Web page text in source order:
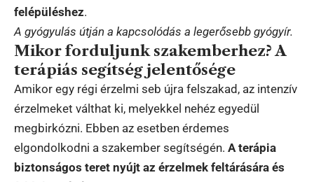
felépüléshez.
A gyógyulás útján a kapcsolódás a legerősebb gyógyír.
Mikor forduljunk szakemberhez? A
terápiás segítség jelentősége
Amikor egy régi érzelmi seb újra felszakad, az intenzív
érzelmeket válthat ki, melyekkel nehéz egyedül
megbirkózni. Ebben az esetben érdemes
elgondolkodni a szakember segítségén. A terápia
biztonságos teret nyújt az érzelmek feltárására és